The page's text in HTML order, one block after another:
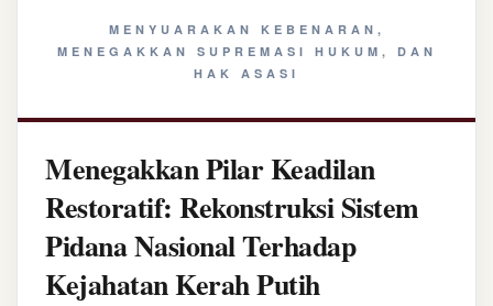
MENYUARAKAN KEBENARAN,
MENEGAKKAN SUPREMASI HUKUM, DAN
HAK ASASI
Menegakkan Pilar Keadilan
Restoratif: Rekonstruksi Sistem
Pidana Nasional Terhadap
Kejahatan Kerah Putih